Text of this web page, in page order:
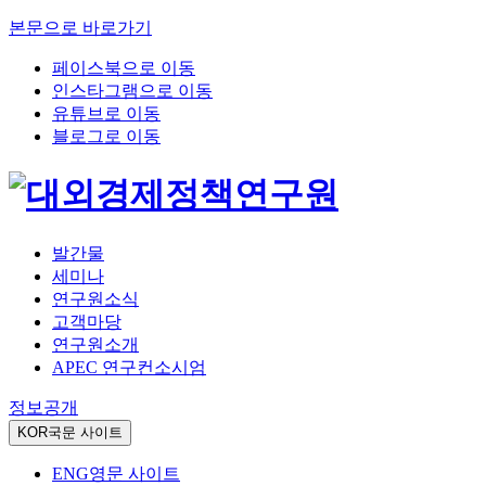
본문으로 바로가기
페이스북으로 이동
인스타그램으로 이동
유튜브로 이동
블로그로 이동
발간물
세미나
연구원소식
고객마당
연구원소개
APEC 연구컨소시엄
정보공개
KOR국문 사이트
ENG영문 사이트